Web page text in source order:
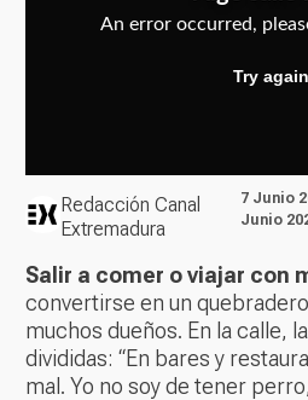
Redacción Canal
Extremadura
7 Junio
Junio
Salir a comer o viajar con
convertirse en un
muchos dueños. En la calle,
divididas: “En bares y
mal. Yo no soy de tener